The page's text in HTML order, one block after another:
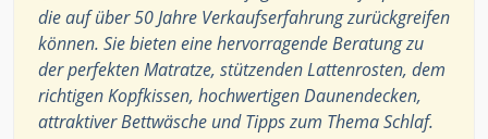
die auf über 50 Jahre Verkaufserfahrung zurückgreifen
können. Sie bieten eine hervorragende Beratung zu
der perfekten Matratze, stützenden Lattenrosten, dem
richtigen Kopfkissen, hochwertigen Daunendecken,
attraktiver Bettwäsche und Tipps zum Thema Schlaf.